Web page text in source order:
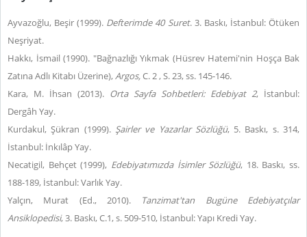
Ayvazoğlu, Beşir (1999). Defterimde 40 Suret. 3. Baskı, İstanbul: Ötüken
Neşriyat.
Hakkı, İsmail (1990). "Bağnazlığı Yıkmak (Hüsrev Hatemi'nin Hoşça Bak
Zatına Adlı Kitabı Üzerine),Argos,C. 2 , S. 23, ss. 145-146.
Kara, M. İhsan (2013). Orta Sayfa Sohbetleri: Edebiyat 2, İstanbul:
Dergâh Yay.
Kurdakul, Şükran (1999). Şairler ve Yazarlar Sözlüğü, 5. Baskı, s. 314,
İstanbul: İnkılâp Yay.
Necatigil, Behçet (1999), Edebiyatımızda İsimler Sözlüğü, 18. Baskı, ss.
188-189, İstanbul: Varlık Yay.
Yalçın, Murat (Ed., 2010). Tanzimat'tan Bugüne Edebiyatçılar
Ansiklopedisi, 3. Baskı, C.1, s. 509-510, İstanbul: Yapı Kredi Yay.